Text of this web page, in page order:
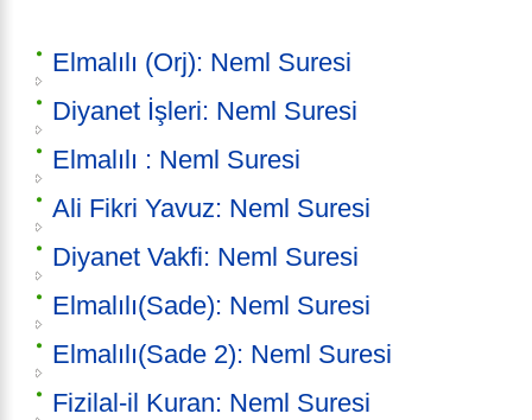
Elmalılı (Orj): Neml Suresi
Diyanet İşleri: Neml Suresi
Elmalılı : Neml Suresi
Ali Fikri Yavuz: Neml Suresi
Diyanet Vakfi: Neml Suresi
Elmalılı(Sade): Neml Suresi
Elmalılı(Sade 2): Neml Suresi
Fizilal-il Kuran: Neml Suresi